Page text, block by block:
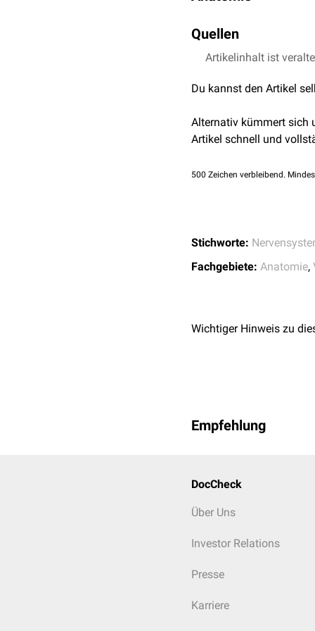
Gehirn. Der Augapfel
die lichtbrechenden
Quellen
Salomon FV, Geyer
Artikelinhalt ist
Du kannst den Artikel
Alternativ kümmert sich
Artikel schnell und
500 Zeichen verbleibend.
Stichworte:
Fachgebiete: Anatomie,
Wichtiger Hinweis zu
Empfehlung
DocCheck
Über Uns
Investor Relations
Presse
Karriere